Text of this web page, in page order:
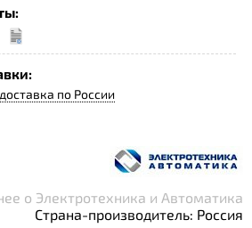
доставка по России
о Электротехника и Автоматика
Страна-производитель: Россия